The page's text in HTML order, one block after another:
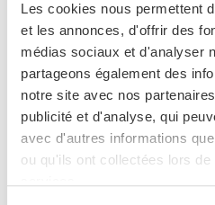
Les cookies nous permettent
et les annonces, d'offrir des
médias sociaux et d'analyser
partageons également des
notre site avec nos
publicité et d'analyse, qui
avec d'autres informations
ou qu'ils ont collectées lors
avançant la phase de
exemple, une activité
matinée risque
température
fatiguera le sportif plus tôt
L’importance
lent profond